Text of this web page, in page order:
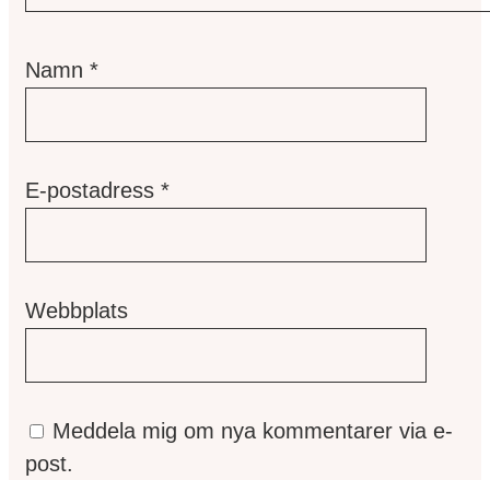
Namn *
E-postadress *
Webbplats
Meddela mig om nya kommentarer via e-
post.